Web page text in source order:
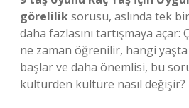
göreliliksorusu, aslında tek
daha fazlasını tartışmaya
ne zaman öğrenilir, hangi yaşta
başlar ve daha önemlisi, bu
kültürden kültüre nasıl değişir?